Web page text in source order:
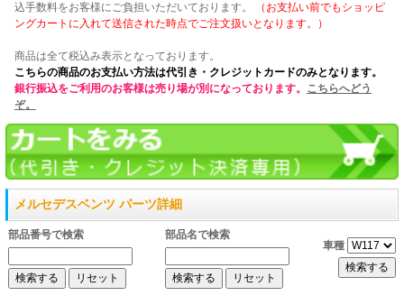
込手数料をお客様にご負担いただいております。
（お支払い前でもショッピ
ングカートに入れて送信された時点でご注文扱いとなります。）
商品は全て税込み表示となっております。
こちらの商品のお支払い方法は代引き・クレジットカードのみとなります。
銀行振込をご利用のお客様は売り場が別になっております。 こちらへどう
ぞ。
メルセデスベンツ パーツ詳細
部品番号で検索
部品名で検索
車種